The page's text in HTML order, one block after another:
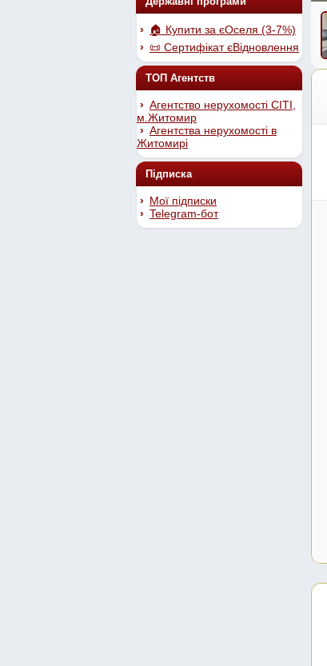
🏠 Купити за єОселя (3-7%)
📜 Сертифікат єВідновлення
ТОП Агентств
Агентство нерухомості СІТІ,
м.Житомир
Агентства нерухомості в
Житомирі
Підписка
Мої підписки
Telegram-бот